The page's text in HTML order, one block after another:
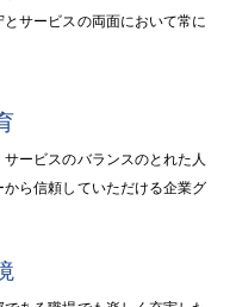
サービスの両面において常に
ービスのバランスのとれた人
ら信頼していただける企業グ